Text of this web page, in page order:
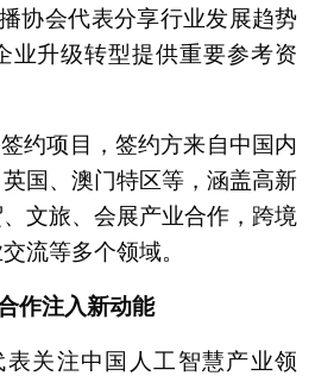
协会代表分享行业发展趋势
业升级转型提供重要参考资
约项目，签约方来自中国内
国、澳门特区等，涵盖高新
文旅、会展产业合作，跨境
流等多个领域。
作注入新动能
关注中国人工智慧产业领